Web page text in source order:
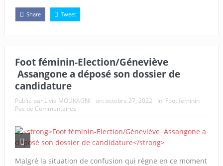
Share Tweet
Foot féminin-Election/Géneviève
Assangone a déposé son dossier de
candidature
Publié par Livia MOUKAGNI on: octobre 27, 2022 In: Foot feminin
Pas de Commentaires
Malgré la situation de confusion qui règne en ce moment